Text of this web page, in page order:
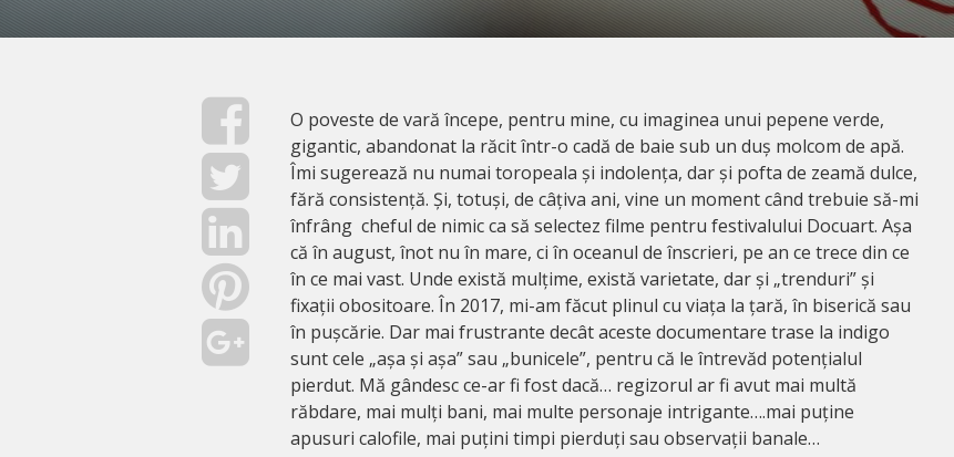
O poveste de vară începe, pentru mine, cu imaginea unui pepene verde,
gigantic, abandonat la răcit într-o cadă de baie sub un duș molcom de apă.
Îmi sugerează nu numai toropeala și indolența, dar și pofta de zeamă dulce,
fără consistență. Și, totuși, de câțiva ani, vine un moment când trebuie să-mi
înfrâng cheful de nimic ca să selectez filme pentru festivalului Docuart. Așa
că în august, înot nu în mare, ci în oceanul de înscrieri, pe an ce trece din ce
în ce mai vast. Unde există mulțime, există varietate, dar și „trenduri” și
fixații obositoare. În 2017, mi-am făcut plinul cu viața la țară, în biserică sau
în pușcărie. Dar mai frustrante decât aceste documentare trase la indigo
sunt cele „așa și așa” sau „bunicele”, pentru că le întrevăd potențialul
pierdut. Mă gândesc ce-ar fi fost dacă… regizorul ar fi avut mai multă
răbdare, mai mulți bani, mai multe personaje intrigante….mai puține
apusuri calofile, mai puțini timpi pierduți sau observații banale…